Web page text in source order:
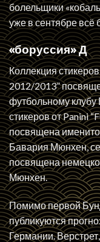
болельщики
уже в сентябре всё
«боруссия» Д
Коллекция
2012/2013”
футбольному
стикеров от Panini
посвящена
Бавария Мюнхен,
посвящена
Мюнхен.
Помимо первой
публикуются
Германии.